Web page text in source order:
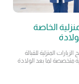
الخاصة
المنزلية للقبالة
متخصصة لما بعد الولادة